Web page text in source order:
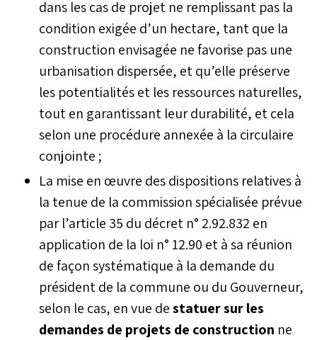
dans les cas de projet ne remplissant pas la
condition exigée d’un hectare, tant que la
construction envisagée ne favorise pas une
urbanisation dispersée, et qu’elle préserve
les potentialités et les ressources naturelles,
tout en garantissant leur durabilité, et cela
selon une procédure annexée à la circulaire
conjointe ;
La mise en œuvre des dispositions relatives à
la tenue de la commission spécialisée prévue
par l’article 35 du décret n° 2.92.832 en
application de la loi n° 12.90 et à sa réunion
de façon systématique à la demande du
président de la commune ou du Gouverneur,
selon le cas, en vue destatuer sur les
demandes de projets de construction ne